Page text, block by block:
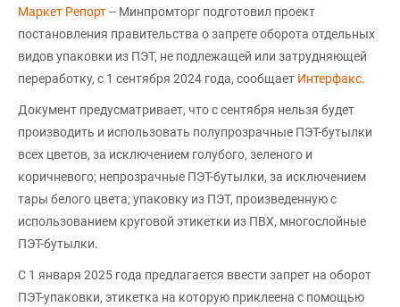
Маркет Репорт-- Минпромторг подготовил проект
постановления правительства о запрете оборота отдельных
видов упаковки из ПЭТ, не подлежащей или затрудняющей
переработку, с 1 сентября 2024 года, сообщает Интерфакс.
Документ предусматривает, что с сентября нельзя будет
производить и использовать полупрозрачные ПЭТ-бутылки
всех цветов, за исключением голубого, зеленого и
коричневого; непрозрачные ПЭТ-бутылки, за исключением
тары белого цвета; упаковку из ПЭТ, произведенную с
использованием круговой этикетки из ПВХ, многослойные
ПЭТ-бутылки.
С 1 января 2025 года предлагается ввести запрет на оборот
ПЭТ-упаковки, этикетка на которую приклеена с помощью